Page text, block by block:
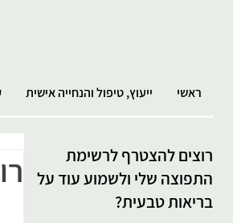
ראשי ייעוץ, טיפול והנחייה אישית
רוצים להצטרף לרשימת
התפוצה שלי ולשמוע עוד על
בריאות טבעית?